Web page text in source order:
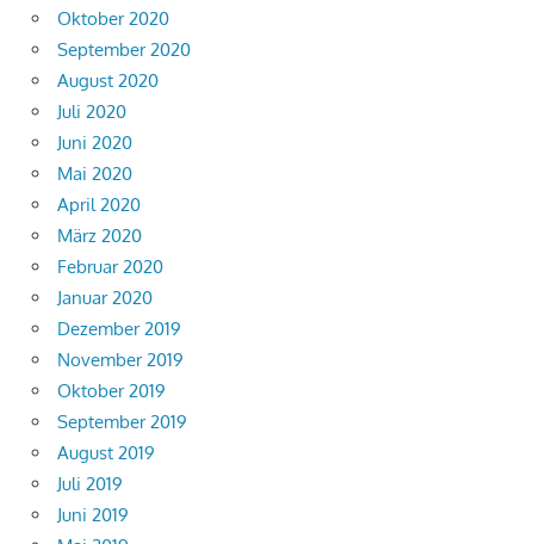
Oktober 2020
September 2020
August 2020
Juli 2020
Juni 2020
Mai 2020
April 2020
März 2020
Februar 2020
Januar 2020
Dezember 2019
November 2019
Oktober 2019
September 2019
August 2019
Juli 2019
Juni 2019